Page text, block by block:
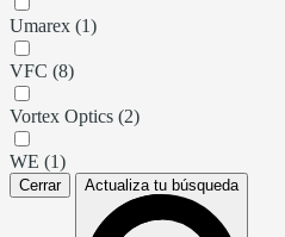
Umarex (1)
VFC (8)
Vortex Optics (2)
WE (1)
Cerrar Actualiza tu búsqueda